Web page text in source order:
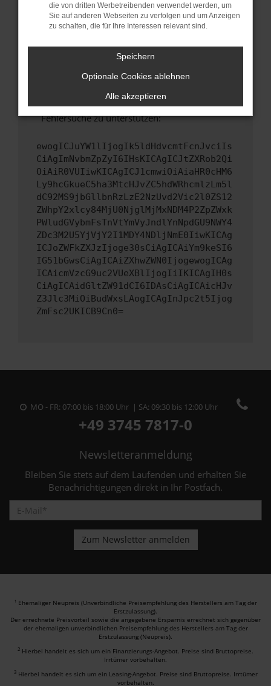
Sicherheitsrisiko, sondern kann auch dazu
führen, dass bestimmte Funktionen nicht mehr
unterstützt werden.
Wende dich an den Webseitenbetreiber.
Wenn du alle oben genannten Schritte versucht
hast, kontaktiere uns bitte. Wir werden
versuchen, das Problem zu beheben. Du kannst
uns diesen Text schicken, um uns bei der
Fehlersuche zu unterstützen:
ewogICJuYW1lIjogIk5ldHdvcmtFcnJvciIs
CiAgImNvbmZpZyI6IHsKICAgICJtZXRob2Qi
OiAiR0VUIiwKICAgICJ1cmwiOiAiaHR0cHM6
Ly9hcGkueC5ha3MtcHJvZC5hdWRhcmlzLm5l
dC92MS9jbGllbnRzLzE2NzUvd2Vic2l0ZS12
ZWhpY2xlcy84MjU0NjglMjMxNDM4P2ZpZWxk
PWludGVybmFsTnVtYmVyJndlYnNpdGU9NWY4
ZDc3M2U5YjVjY2I1MDY4NDljNmE0IiwKICAg
ICJoZWFkZXJzIjoge30sCiAgICAiYm9keSI6
IG51bGwsCiAgICAiZXhwZWN0IjogewogICAg
ICAicmVzcG9uc2VUeXBlIjogIiIKICAgIH0s
CiAgICAidGltZW91dCI6IDAsCiAgICAicHJv
Z3Jlc3MiOiBudWxsLAogICAgInJpc2t5Ijog
ZmFsc2UKICB9Cn0=
MO - FR: 07:00 bis 18:00 Uhr | SA: 09:30 bis 12:00 Uhr
+49 3745 7817-0
Newsletteranmeldung
Bleiben Sie stets auf dem Laufenden und erhalten Sie
Benachrichtigungen direkt in Ihr Postfach.
1 Ehemaliger Neupreis (Unverbindliche Preisempfehlung des Herstellers am Tag der
Erstzulassung).
Der errechnete Preisvorteil sowie die angegebene Ersparnis errechnet sich gegenüber
der ehemaligen unverbindlichen Preisempfehlung des Herstellers am Tag der
Erstzulassung (Neupreis).
2 Hierbei handelt es sich um ein Finanzierungs-Angebot. Preise sind Bruttopreise.
Irrtümer vorbehalten.
3 Hierbei handelt es sich um ein Leasing-Angebot. Preise sind Bruttopreise. Irrtümer
vorbehalten.
die von dritten Werbetreibenden verwendet werden, um
Sie auf anderen Webseiten zu verfolgen und um Anzeigen
zu schalten, die für Ihre Interessen relevant sind.
Speichern
Optionale Cookies ablehnen
Alle akzeptieren